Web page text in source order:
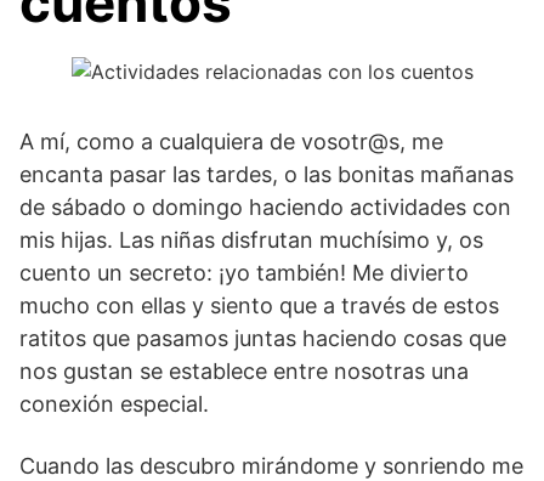
A mí, como a cualquiera de vosotr@s, me
encanta pasar las tardes, o las bonitas mañanas
de sábado o domingo haciendo actividades con
mis hijas. Las niñas disfrutan muchísimo y, os
cuento un secreto: ¡yo también! Me divierto
mucho con ellas y siento que a través de estos
ratitos que pasamos juntas haciendo cosas que
nos gustan se establece entre nosotras una
conexión especial.
Cuando las descubro mirándome y sonriendo me